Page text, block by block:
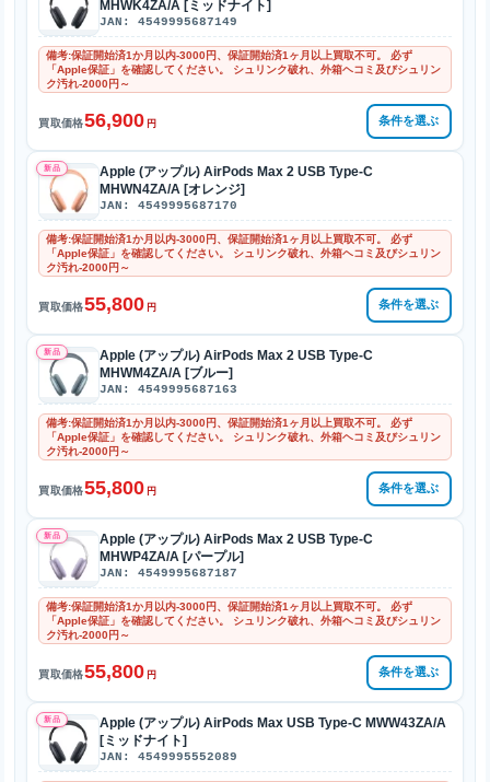
MHWK4ZA/A [ミッドナイト]
JAN: 4549995687149
備考:保証開始済1か月以内-3000円、保証開始済1ヶ月以上買取不可。 必ず
「Apple保証」を確認してください。 シュリンク破れ、外箱ヘコミ及びシュリン
ク汚れ-2000円～
買取価格56,900 円 条件を選ぶ
新品
Apple (アップル) AirPods Max 2 USB Type-C
MHWN4ZA/A [オレンジ]
JAN: 4549995687170
備考:保証開始済1か月以内-3000円、保証開始済1ヶ月以上買取不可。 必ず
「Apple保証」を確認してください。 シュリンク破れ、外箱ヘコミ及びシュリン
ク汚れ-2000円～
買取価格55,800 円 条件を選ぶ
新品
Apple (アップル) AirPods Max 2 USB Type-C
MHWM4ZA/A [ブルー]
JAN: 4549995687163
備考:保証開始済1か月以内-3000円、保証開始済1ヶ月以上買取不可。 必ず
「Apple保証」を確認してください。 シュリンク破れ、外箱ヘコミ及びシュリン
ク汚れ-2000円～
買取価格55,800 円 条件を選ぶ
新品
Apple (アップル) AirPods Max 2 USB Type-C
MHWP4ZA/A [パープル]
JAN: 4549995687187
備考:保証開始済1か月以内-3000円、保証開始済1ヶ月以上買取不可。 必ず
「Apple保証」を確認してください。 シュリンク破れ、外箱ヘコミ及びシュリン
ク汚れ-2000円～
買取価格55,800 円 条件を選ぶ
新品
Apple (アップル) AirPods Max USB Type-C MWW43ZA/A
[ミッドナイト]
JAN: 4549995552089